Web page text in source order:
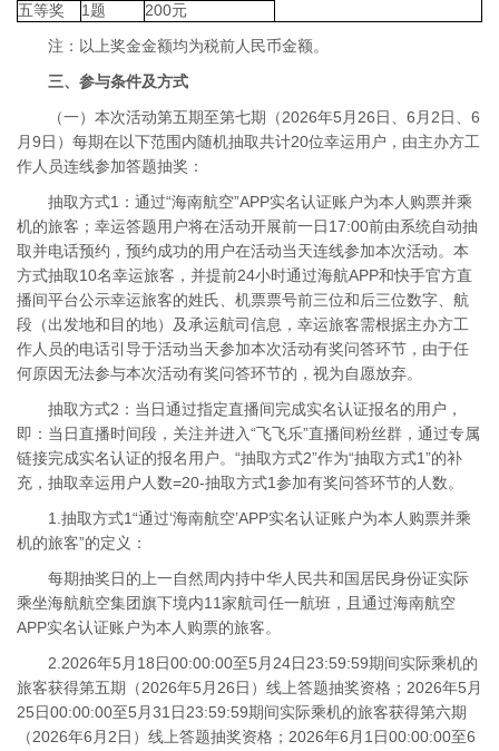
五等奖
1题
200元
注：以上奖金金额均为税前人民币金额。
三、参与条件及方式
（一）本次活动第五期至第七期（2026年5月26日、6月2日、6
月9日）每期在以下范围内随机抽取共计20位幸运用户，由主办方工
作人员连线参加答题抽奖：
抽取方式1：通过“海南航空”APP实名认证账户为本人购票并乘
机的旅客；幸运答题用户将在活动开展前一日17:00前由系统自动抽
取并电话预约，预约成功的用户在活动当天连线参加本次活动。本
方式抽取10名幸运旅客，并提前24小时通过海航APP和快手官方直
播间平台公示幸运旅客的姓氏、机票票号前三位和后三位数字、航
段（出发地和目的地）及承运航司信息，幸运旅客需根据主办方工
作人员的电话引导于活动当天参加本次活动有奖问答环节，由于任
何原因无法参与本次活动有奖问答环节的，视为自愿放弃。
抽取方式2：当日通过指定直播间完成实名认证报名的用户，
即：当日直播时间段，关注并进入“飞飞乐”直播间粉丝群，通过专属
链接完成实名认证的报名用户。“抽取方式2”作为“抽取方式1”的补
充，抽取幸运用户人数=20-抽取方式1参加有奖问答环节的人数。
1.抽取方式1“通过‘海南航空’APP实名认证账户为本人购票并乘
机的旅客”的定义：
每期抽奖日的上一自然周内持中华人民共和国居民身份证实际
乘坐海航航空集团旗下境内11家航司任一航班，且通过海南航空
APP实名认证账户为本人购票的旅客。
2.2026年5月18日00:00:00至5月24日23:59:59期间实际乘机的
旅客获得第五期（2026年5月26日）线上答题抽奖资格；2026年5月
25日00:00:00至5月31日23:59:59期间实际乘机的旅客获得第六期
（2026年6月2日）线上答题抽奖资格；2026年6月1日00:00:00至6